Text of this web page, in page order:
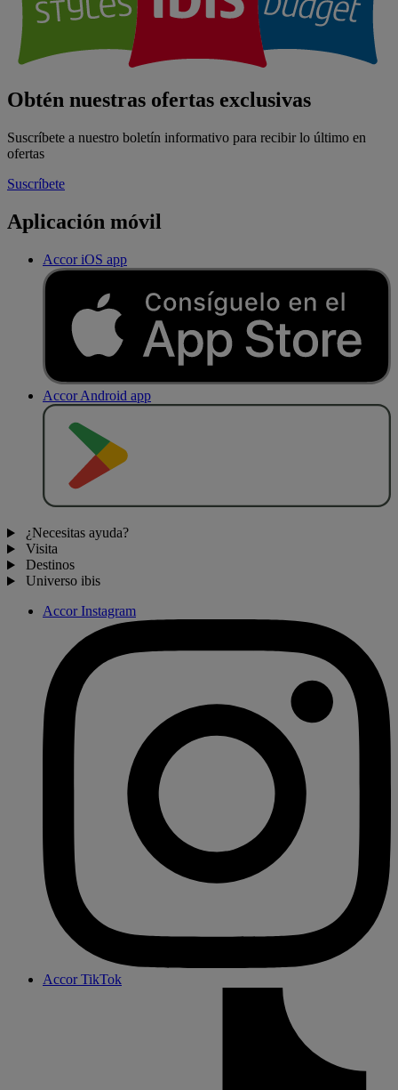
Obtén nuestras ofertas exclusivas
Suscríbete a nuestro boletín informativo para recibir lo último en
ofertas
Suscríbete
Aplicación móvil
Accor iOS app
Accor Android app
¿Necesitas ayuda?
Visita
Destinos
Universo ibis
Accor Instagram
Accor TikTok